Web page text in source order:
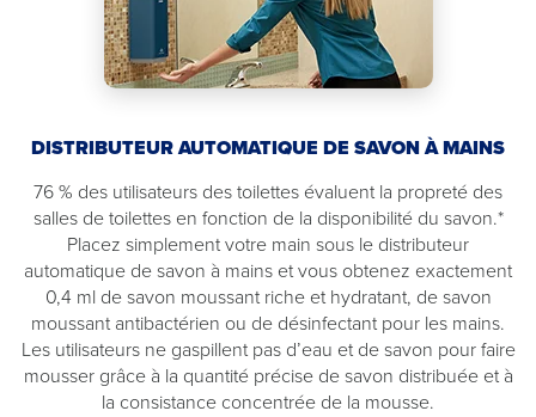
DISTRIBUTEUR AUTOMATIQUE DE SAVON À MAINS
76 % des utilisateurs des toilettes évaluent la propreté des
salles de toilettes en fonction de la disponibilité du savon.*
Placez simplement votre main sous le distributeur
automatique de savon à mains et vous obtenez exactement
0,4 ml de savon moussant riche et hydratant, de savon
moussant antibactérien ou de désinfectant pour les mains.
Les utilisateurs ne gaspillent pas d’eau et de savon pour faire
mousser grâce à la quantité précise de savon distribuée et à
la consistance concentrée de la mousse.